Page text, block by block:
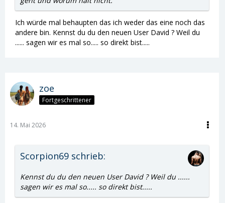
Ich würde mal behaupten das ich weder das eine noch das
andere bin. Kennst du du den neuen User David ? Weil du
...... sagen wir es mal so..... so direkt bist.....
zoe
Fortgeschrittener
14. Mai 2026
Scorpion69 schrieb:
Kennst du du den neuen User David ? Weil du ......
sagen wir es mal so..... so direkt bist.....